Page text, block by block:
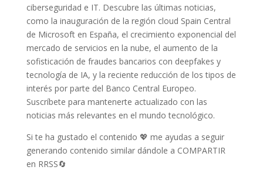
ciberseguridad e IT. Descubre las últimas noticias,
como la inauguración de la región cloud Spain Central
de Microsoft en España, el crecimiento exponencial del
mercado de servicios en la nube, el aumento de la
sofisticación de fraudes bancarios con deepfakes y
tecnología de IA, y la reciente reducción de los tipos de
interés por parte del Banco Central Europeo.
Suscríbete para mantenerte actualizado con las
noticias más relevantes en el mundo tecnológico.
Si te ha gustado el contenido 💖 me ayudas a seguir
generando contenido similar dándole a COMPARTIR
en RRSS🔄